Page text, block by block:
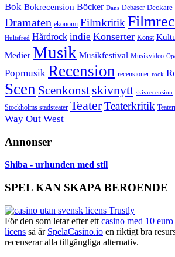
Bok Bokrecension Böcker Dans Debaser Deckare
Dramaten ekonomi Filmkritik
Hultsfred Hårdrock indie Konserter Konst
Medier Musik Musikfestival Musikvideo
Popmusik Recension recensioner rock
Scen Scenkonst skivnytt skivrecension
Stockholms stadsteater TeaterTeaterkritik
Way Out West
Annonser
Shiba - urhunden med stil
SPEL KAN SKAPA BEROENDE
För den som letar efter ett casino med 10
licens så är SpelaCasino.io en riktigt bra
recenserar alla tillgängliga alternativ.